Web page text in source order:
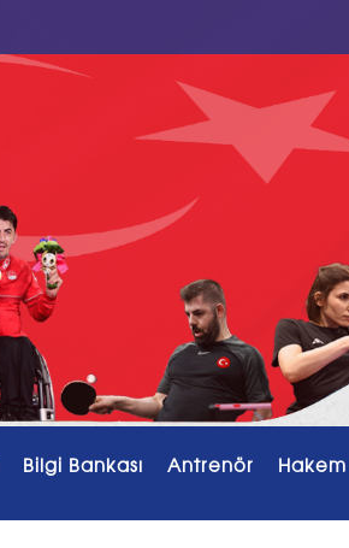
Bilgi Bankası Antrenör Hakem